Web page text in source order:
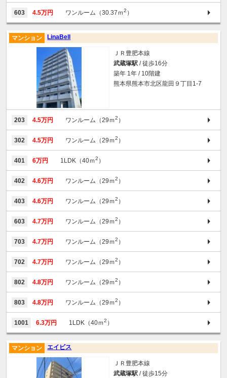
603 4.5万円 ワンルーム（30.37ｍ2 ）
LinaBell
マンション
ＪＲ豊肥本線
武蔵塚駅 / 徒歩16分
築年 1年 / 10階建
熊本県熊本市北区龍田９丁目1-7
203 4.5万円 ワンルーム（29ｍ2 ）
302 4.5万円 ワンルーム（29ｍ2 ）
401 6万円 1LDK（40ｍ2 ）
402 4.6万円 ワンルーム（29ｍ2 ）
403 4.6万円 ワンルーム（29ｍ2 ）
603 4.7万円 ワンルーム（29ｍ2 ）
703 4.7万円 ワンルーム（29ｍ2 ）
702 4.7万円 ワンルーム（29ｍ2 ）
802 4.8万円 ワンルーム（29ｍ2 ）
803 4.8万円 ワンルーム（29ｍ2 ）
1001 6.3万円 1LDK（40ｍ2 ）
エイビス
マンション
ＪＲ豊肥本線
武蔵塚駅 / 徒歩15分